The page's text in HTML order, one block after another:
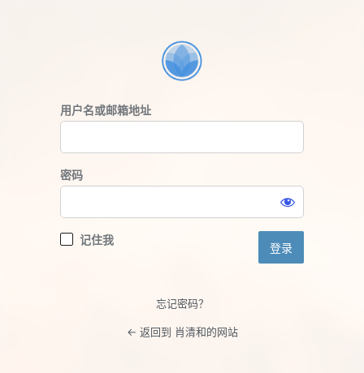
用户名或邮箱地址
密码
记住我
忘记密码？
← 返回到 肖清和的网站